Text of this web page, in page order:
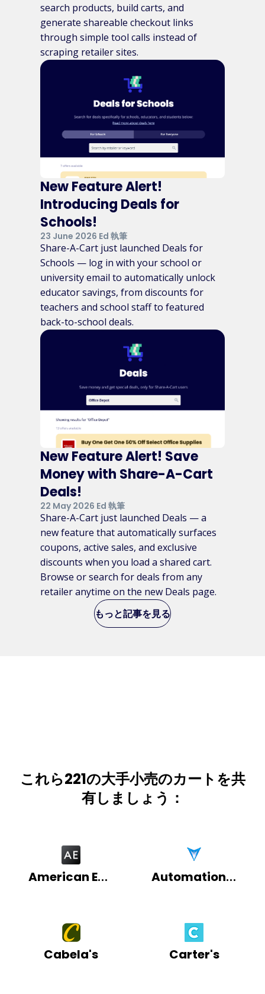
search products, build carts, and
generate shareable checkout links
through simple tool calls instead of
scraping retailer sites.
New Feature Alert!
Introducing Deals for
Schools!
23 June 2026 Ed 執筆
Share-A-Cart just launched Deals for
Schools — log in with your school or
university email to automatically unlock
educator savings, from discounts for
teachers and school staff to featured
back-to-school deals.
New Feature Alert! Save
Money with Share-A-Cart
Deals!
22 May 2026 Ed 執筆
Share-A-Cart just launched Deals — a
new feature that automatically surfaces
coupons, active sales, and exclusive
discounts when you load a shared cart.
Browse or search for deals from any
retailer anytime on the new Deals page.
もっと記事を見る
これら221の大手小売のカートを共
有しましょう：
American Eagle AutomationDirect
Cabela's Carter's